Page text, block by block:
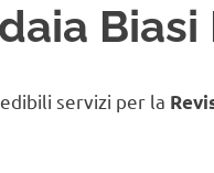
Biasi
servizi per la